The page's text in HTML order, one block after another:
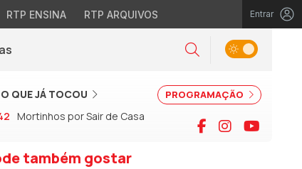
RTP ENSINA RTP ARQUIVOS Entrar
Pesquisar
Alternar tema
PROGRAMAÇÃO
O QUE JÁ TOCOU
Mortinhos por Sair de Casa Facebook
Instagram
também gostar